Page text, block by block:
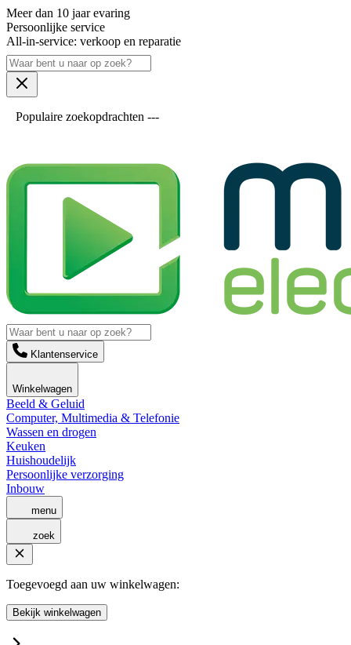
Meer dan 10 jaar evaring
Persoonlijke service
All-in-service: verkoop en reparatie
Populaire zoekopdrachten ---
Klantenservice
Winkelwagen
Beeld & Geluid
Computer, Multimedia & Telefonie
Wassen en drogen
Keuken
Huishoudelijk
Persoonlijke verzorging
Inbouw
menu
zoek
Toegevoegd aan uw winkelwagen:
Bekijk winkelwagen